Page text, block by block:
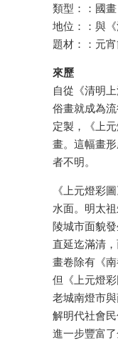
類型：：國畫
地位：：與
題材：：元
來歷
自從《清明
俗畫就成為
定製，《上
畫。這幅畫
者不明。
《上元燈彩
水面。明太
陵城市面貌
直延迄滿清
畫卷除有《
但《上元燈
老城南燈市
解明代社會
進一步豐富